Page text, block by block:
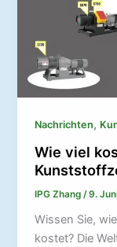
Nachrichten,
Wie viel
IPG Zhang /9.
Wissen Sie,
kostet? Die